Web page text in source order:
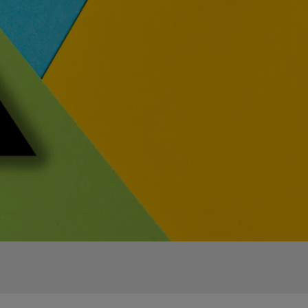
Praxismarketing
CONTENT
Content Erstellung
Content Marketing Agentur
TRAFFIC GENERIERUNG
verwandeln Ihre Website in einen wahren Besucher-
Magneten.
unterstützen Sie dabei Ihr Branding zu verbessern und
unverwechselbare Markenidentität aufzubauen.
unserem innovativen Konzept für Leadgenerierung,
wir Klicks in wertvolle Leads.